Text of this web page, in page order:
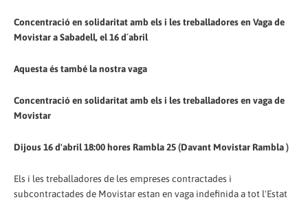
Concentració en solidaritat amb els i les treballadores en Vaga de
Movistar a Sabadell, el 16 d´abril
Aquesta és també la nostra vaga
Concentració en solidaritat amb els i les treballadores en vaga de
Movistar
Dijous 16 d'abril 18:00 hores Rambla 25 (Davant Movistar Rambla )
Els i les treballadores de les empreses contractades i
subcontractades de Movistar estan en vaga indefinida a tot l'Estat